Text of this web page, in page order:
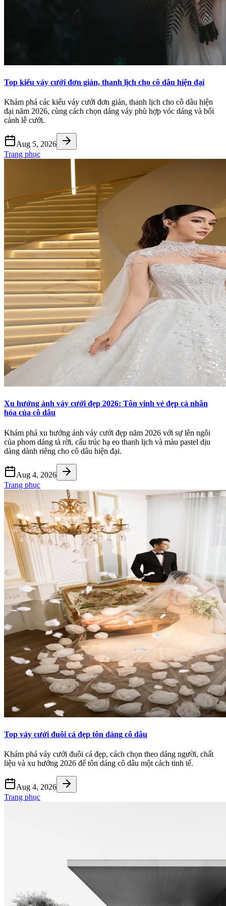
Top kiểu váy cưới đơn giản, thanh lịch cho cô dâu hiện đại
Khám phá các kiểu váy cưới đơn giản, thanh lịch cho cô dâu hiện
đại năm 2026, cùng cách chọn dáng váy phù hợp vóc dáng và bối
cảnh lễ cưới.
Aug 5, 2026
Trang phục
Xu hướng ảnh váy cưới đẹp 2026: Tôn vinh vẻ đẹp cá nhân
hóa của cô dâu
Khám phá xu hướng ảnh váy cưới đẹp năm 2026 với sự lên ngôi
của phom dáng tà rời, cấu trúc hạ eo thanh lịch và màu pastel dịu
dàng dành riêng cho cô dâu hiện đại.
Aug 4, 2026
Trang phục
Top váy cưới đuôi cá đẹp tôn dáng cô dâu
Khám phá váy cưới đuôi cá đẹp, cách chọn theo dáng người, chất
liệu và xu hướng 2026 để tôn dáng cô dâu một cách tinh tế.
Aug 4, 2026
Trang phục